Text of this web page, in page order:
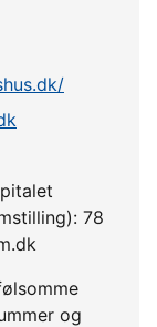
78
og